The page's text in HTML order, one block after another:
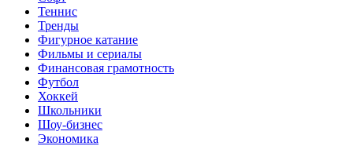
Теннис
Тренды
Фигурное катание
Фильмы и сериалы
Финансовая грамотность
Футбол
Хоккей
Школьники
Шоу-бизнес
Экономика